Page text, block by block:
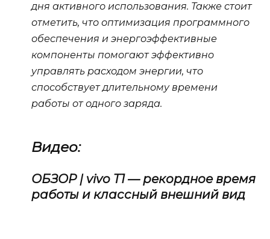
дня активного использования. Также стоит
отметить, что оптимизация программного
обеспечения и энергоэффективные
компоненты помогают эффективно
управлять расходом энергии, что
способствует длительному времени
работы от одного заряда.
Видео:
ОБЗОР | vivo T1 — рекордное время
работы и классный внешний вид